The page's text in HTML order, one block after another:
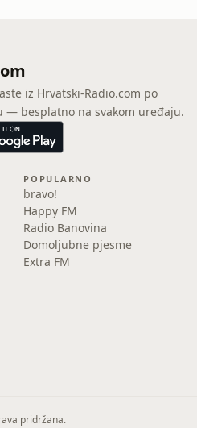
iz Hrvatski-Radio.com po
besplatno na svakom uređaju.
POPULARNO
bravo!
Happy FM
Radio Banovina
Domoljubne pjesme
Extra FM
pridržana.